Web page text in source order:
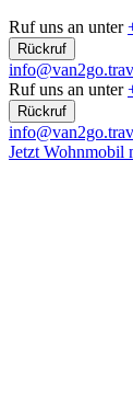
Ruf uns an unter
Rückruf
Ruf uns an unter
Rückruf
Jetzt Wohnmobil